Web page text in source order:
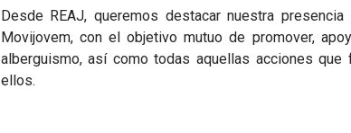
Desde REAJ, queremos destacar nuestra
Movijovem, con el objetivo mutuo de promover,
alberguismo, así como todas aquellas acciones
ellos.